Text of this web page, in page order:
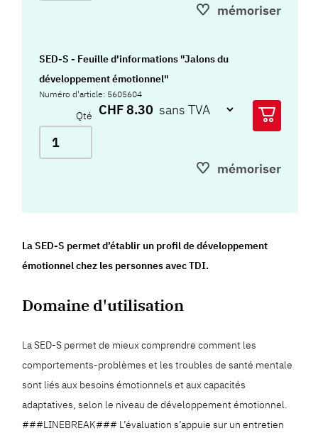
mémoriser
SED-S - Feuille d'informations "Jalons du
développement émotionnel"
Numéro d'article: 5605604
Qté CHF 8.30
mémoriser
La SED-S permet d’établir un profil de développement
émotionnel chez les personnes avec TDI.
Domaine d'utilisation
La SED-S permet de mieux comprendre comment les
comportements-problèmes et les troubles de santé mentale
sont liés aux besoins émotionnels et aux capacités
adaptatives, selon le niveau de développement émotionnel.
###LINEBREAK### L’évaluation s’appuie sur un entretien